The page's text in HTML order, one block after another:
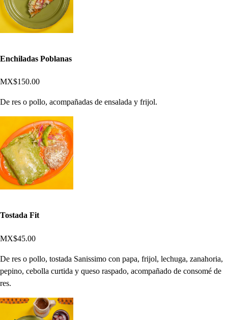
Enchiladas Poblanas
MX$150.00
De res o pollo, acompañadas de ensalada y frijol.
Tostada Fit
MX$45.00
De res o pollo, tostada Sanissimo con papa, frijol, lechuga, zanahoria,
pepino, cebolla curtida y queso raspado, acompañado de consomé de
res.